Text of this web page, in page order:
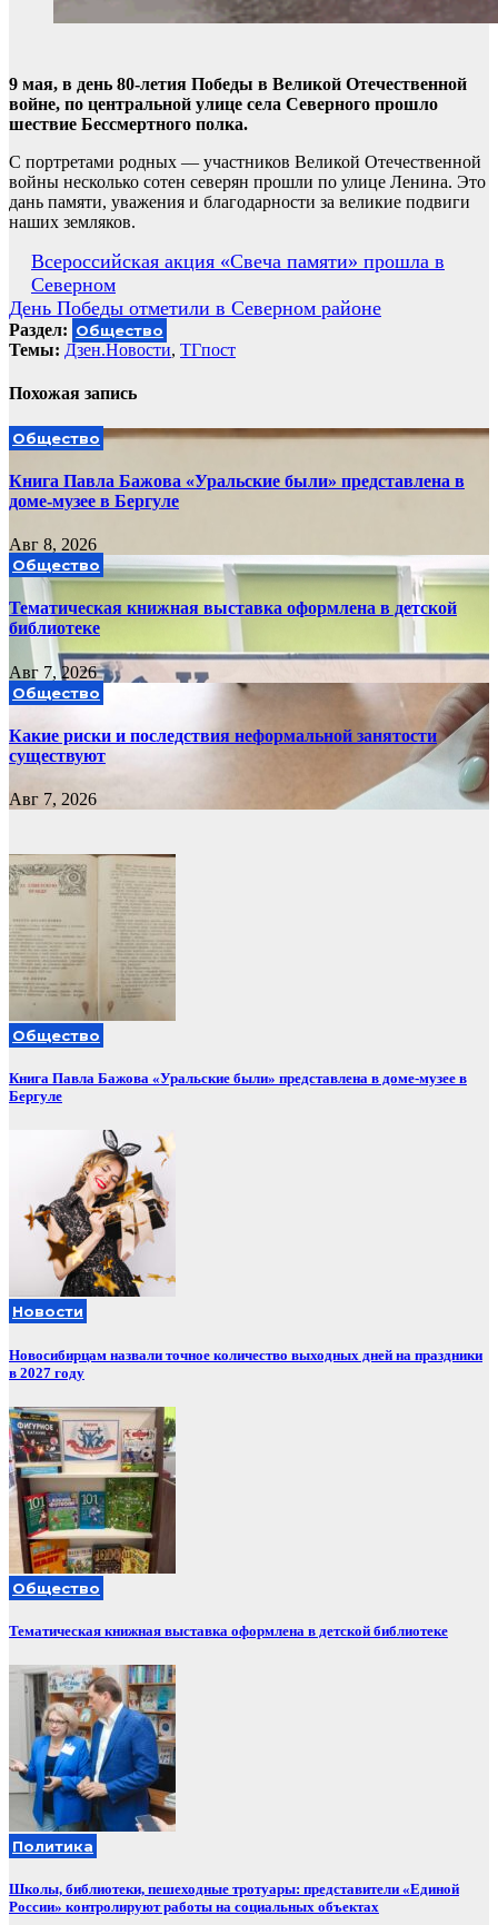
9 мая, в день 80-летия Победы в Великой Отечественной
войне, по центральной улице села Северного прошло
шествие Бессмертного полка.
С портретами родных — участников Великой Отечественной
войны несколько сотен северян прошли по улице Ленина. Это
дань памяти, уважения и благодарности за великие подвиги
наших земляков.
Навигация
по
записям
Всероссийская акция «Свеча памяти» прошла в
Северном
День Победы отметили в Северном районе
Раздел: Общество
Темы: Дзен.Новости, ТГпост
Похожая запись
Общество
Книга Павла Бажова «Уральские были» представлена в
доме-музее в Бергуле
Авг 8, 2026
Общество
Тематическая книжная выставка оформлена в детской
библиотеке
Авг 7, 2026
Общество
Какие риски и последствия неформальной занятости
существуют
Авг 7, 2026
Общество
Книга Павла Бажова «Уральские были» представлена в доме-музее в
Бергуле
Новости
Новосибирцам назвали точное количество выходных дней на праздники
в 2027 году
Общество
Тематическая книжная выставка оформлена в детской библиотеке
Политика
Школы, библиотеки, пешеходные тротуары: представители «Единой
России» контролируют работы на социальных объектах